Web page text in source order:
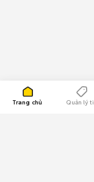
Trang chủ Quản lý